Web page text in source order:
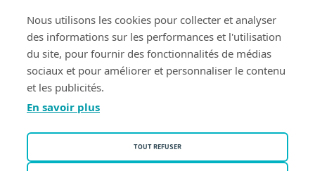
TROUVER UN NOTAIRE
Conditions d'utilisation
Nous utilisons les cookies pour collecter et analyser
des informations sur les performances et l'utilisation
du site, pour fournir des fonctionnalités de médias
sociaux et pour améliorer et personnaliser le contenu
et les publicités.
En savoir plus
TOUT REFUSER